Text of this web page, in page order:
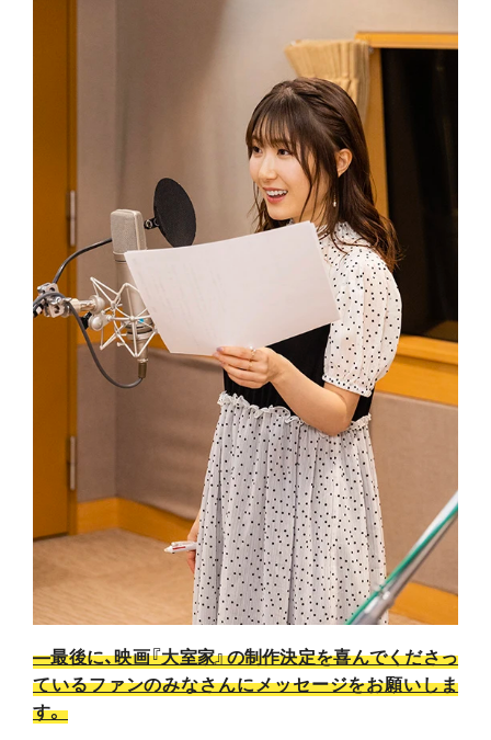
―最後に、映画『大室家』の制作決定を喜んでくださっ
ているファンのみなさんにメッセージをお願いしま
す。